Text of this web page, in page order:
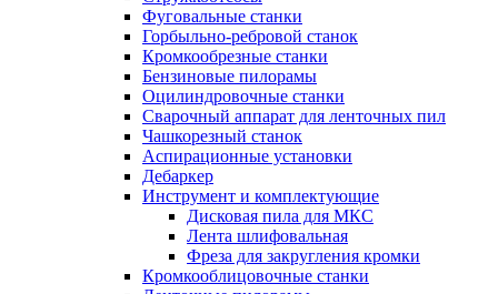
Фуговальные станки
Горбыльно-ребровой станок
Кромкообрезные станки
Бензиновые пилорамы
Оцилиндровочные станки
Сварочный аппарат для ленточных пил
Чашкорезный станок
Аспирационные установки
Дебаркер
Инструмент и комплектующие
Дисковая пила для МКС
Лента шлифовальная
Фреза для закругления кромки
Кромкооблицовочные станки